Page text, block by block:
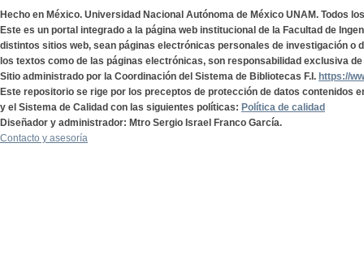
Hecho en México. Universidad Nacional Autónoma de México UNAM. Todos
Este es un portal integrado a la página web institucional de la Facultad de
distintos sitios web, sean páginas electrónicas personales de investigación o
los textos como de las páginas electrónicas, son responsabilidad exclusiva
Sitio administrado por la Coordinación del Sistema de Bibliotecas F.I. https://
Este repositorio se rige por los preceptos de protección de datos contenidos
y el Sistema de Calidad con las siguientes políticas: Política de calidad
Diseñador y administrador: Mtro Sergio Israel Franco García.
Contacto y asesoría